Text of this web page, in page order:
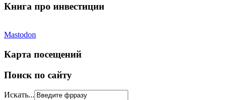
Книга про инвестиции
Mastodon
Карта посещений
Поиск по сайту
Искать...